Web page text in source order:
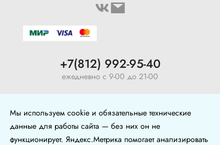
+7(812) 992-95-40
ежедневно с 9-00 до 21-00
+7 (904) 640-10-77
Мы используем cookie и обязательные технические
данные для работы сайта — без них он не
функционирует. Яндекс.Метрика помогает анализировать